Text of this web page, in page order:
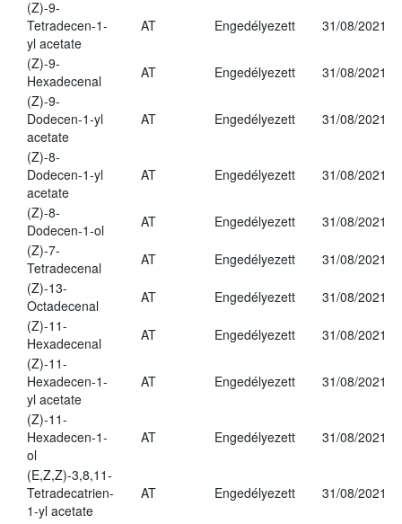
(Z)-9-
Tetradecen-1-
yl acetate
AT Engedélyezett 31/08/2021
(Z)-9-
Hexadecenal
AT Engedélyezett
31/08/2021
(Z)-9-
Dodecen-1-yl
acetate
AT Engedélyezett 31/08/2021
(Z)-8-
Dodecen-1-yl
acetate
AT Engedélyezett 31/08/2021
(Z)-8-
Dodecen-1-ol
AT Engedélyezett
31/08/2021
(Z)-7-
Tetradecenal
AT Engedélyezett
31/08/2021
(Z)-13-
Octadecenal
AT Engedélyezett
31/08/2021
(Z)-11-
Hexadecenal
AT Engedélyezett
31/08/2021
(Z)-11-
Hexadecen-1-
yl acetate
AT Engedélyezett 31/08/2021
(Z)-11-
Hexadecen-1-
ol
AT Engedélyezett 31/08/2021
(E,Z,Z)-3,8,11-
Tetradecatrien-
1-yl acetate
AT Engedélyezett 31/08/2021